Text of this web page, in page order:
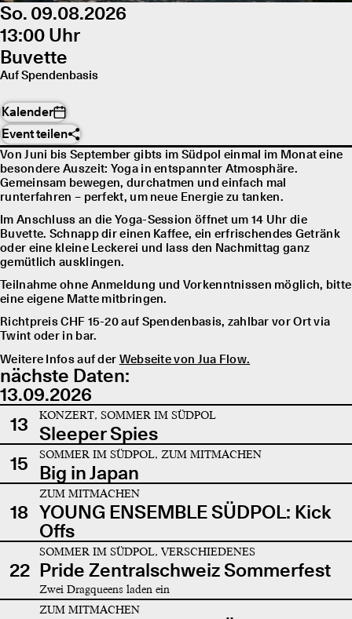
So. 09.08.2026
13:00 Uhr
Buvette
Auf Spendenbasis
Kalender
Event teilen
Von Juni bis September gibts im Südpol einmal im Monat eine
besondere Auszeit: Yoga in entspannter Atmosphäre.
Gemeinsam bewegen, durchatmen und einfach mal
runterfahren – perfekt, um neue Energie zu tanken.
Im Anschluss an die Yoga-Session öffnet um 14 Uhr die
Buvette. Schnapp dir einen Kaffee, ein erfrischendes Getränk
oder eine kleine Leckerei und lass den Nachmittag ganz
gemütlich ausklingen.
Teilnahme ohne Anmeldung und Vorkenntnissen möglich, bitte
eine eigene Matte mitbringen.
Richtpreis CHF 15-20 auf Spendenbasis, zahlbar vor Ort via
Twint oder in bar.
Weitere Infos auf der Webseite von Jua Flow.
nächste Daten:
13.09.2026
13
KONZERT, SOMMER IM SÜDPOL
Sleeper Spies
15
SOMMER IM SÜDPOL, ZUM MITMACHEN
Big in Japan
18
ZUM MITMACHEN
YOUNG ENSEMBLE SÜDPOL: Kick
Offs
22
SOMMER IM SÜDPOL, VERSCHIEDENES
Pride Zentralschweiz Sommerfest
Zwei Dragqueens laden ein
ZUM MITMACHEN